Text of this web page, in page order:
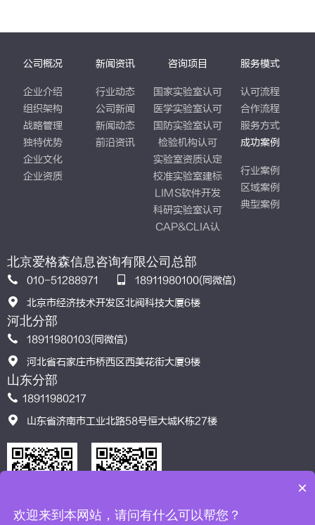
公司概况
企业介绍
组织架构
战略管理
独特优势
企业文化
企业资质
新闻资讯
行业动态
公司新闻
新闻动态
前沿资讯
咨询项目
国家实验室认可
医学实验室认可
国防实验室认可
检验机构认可
实验室资质认定
校准实验室建标
LIMS软件开发
科研实验室认可
CAP&CLIA认
服务模式
认可流程
合作流程
服务方式
成功案例
行业案例
区域案例
典型案例
北京爱格森信息咨询有限公司总部
010-51288971
18911980100(同微信)
北京市经济技术开发区北阀科技大厦6楼
河北分部
18911980103(同微信)
河北省石家庄市桥西区西美花街大厦9楼
山东分部
18911980217
山东省济南市工业北路58号恒大城K栋27楼
×
欢迎来到本网站，请问有什么可以帮您？